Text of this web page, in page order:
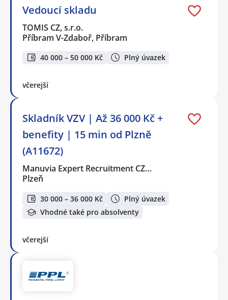
Vedoucí skladu
TOMIS CZ, s.r.o.
Příbram V-Zdaboř, Příbram
40 000 – 50 000 Kč Plný úvazek
včerejší
Skladník VZV | Až 36 000 Kč +
benefity | 15 min od Plzně
(A11672)
Manuvia Expert Recruitment CZ…
Plzeň
30 000 – 36 000 Kč
Plný úvazek
Vhodné také pro absolventy
včerejší